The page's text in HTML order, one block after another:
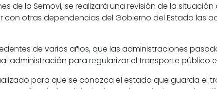
de la Semovi, se realizará una revisión de la
otras dependencias del Gobierno del Estado las
de varios años, que las administraciones
administración para regularizar el transporte público
para que se conozca el estado que guarda el